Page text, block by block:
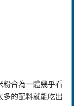
粉合為一體幾乎看
多的配料就能吃出